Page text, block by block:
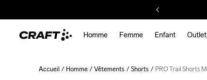
Homme Femme Enfant Outlet
Accueil Homme Vêtements Shorts PRO Trail Shorts M